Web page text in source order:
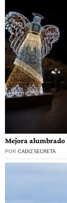
Mejora
POR CADIZ SECRETA